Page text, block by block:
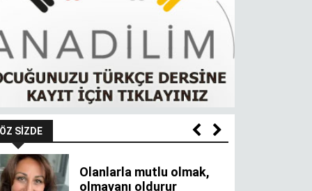
SIZDE
Olanlarla mutlu olmak,
olmayanı oldurur